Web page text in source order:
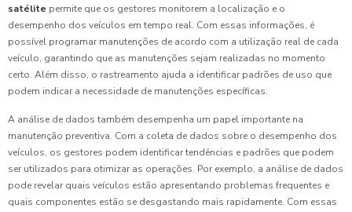
satélite permite que os gestores monitorem a localização e o
desempenho dos veículos em tempo real. Com essas informações, é
possível programar manutenções de acordo com a utilização real de cada
veículo, garantindo que as manutenções sejam realizadas no momento
certo. Além disso, o rastreamento ajuda a identificar padrões de uso que
podem indicar a necessidade de manutenções específicas.
A análise de dados também desempenha um papel importante na
manutenção preventiva. Com a coleta de dados sobre o desempenho dos
veículos, os gestores podem identificar tendências e padrões que podem
ser utilizados para otimizar as operações. Por exemplo, a análise de dados
pode revelar quais veículos estão apresentando problemas frequentes e
quais componentes estão se desgastando mais rapidamente. Com essas